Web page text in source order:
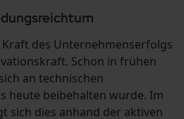
des Unternehmenserfolgs
Schon in frühen
an technischen
heute beibehalten wurde. Im
sich dies anhand der aktiven